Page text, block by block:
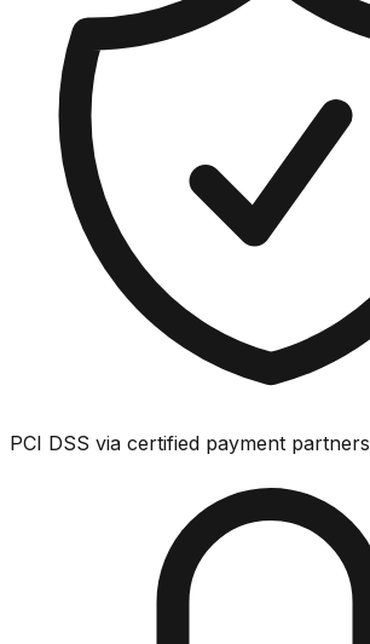
PCI DSS via certified payment partners